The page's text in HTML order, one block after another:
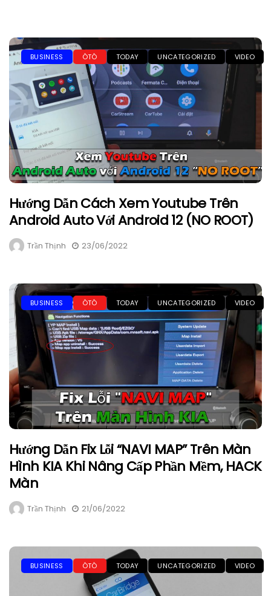
BUSINESS ÔTÔ TODAY UNCATEGORIZED VIDEO
Hướng Dẫn Cách Xem Youtube Trên
Android Auto Với Android 12 (NO ROOT)
Trần Thịnh 23/06/2022
BUSINESS ÔTÔ TODAY UNCATEGORIZED VIDEO
Hướng Dẫn Fix Lỗi “NAVI MAP” Trên Màn
Hình KIA Khi Nâng Cấp Phần Mềm, HACK
Màn
Trần Thịnh 21/06/2022
BUSINESS ÔTÔ TODAY UNCATEGORIZED VIDEO